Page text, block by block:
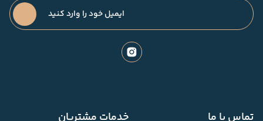
تماس با ما خدمات مشتریان